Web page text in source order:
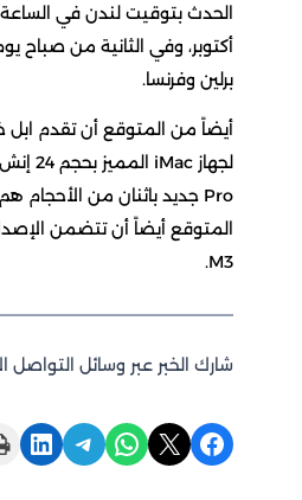
برلين وفرنسا.
أيضاً من المتوقع أن تقدم ابل
المتوقع أيضاً أن تتضمن
M3.
شارك الخبر عبر وسائل التواصل
Share on Facebook
Share on X
Share on WhatsApp
Share on Telegram
Share on LinkedIn
Page